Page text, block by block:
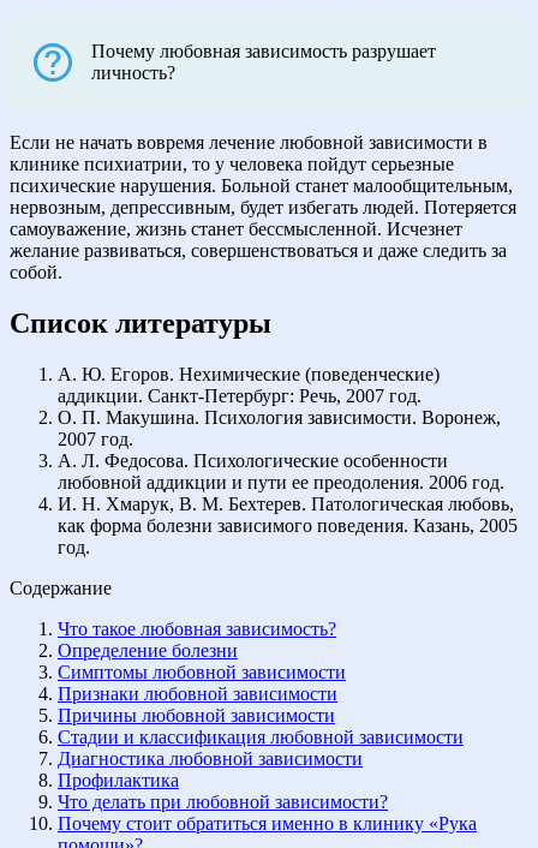
Почему любовная зависимость разрушает
личность?
Если не начать вовремя лечение любовной зависимости в
клинике психиатрии, то у человека пойдут серьезные
психические нарушения. Больной станет малообщительным,
нервозным, депрессивным, будет избегать людей. Потеряется
самоуважение, жизнь станет бессмысленной. Исчезнет
желание развиваться, совершенствоваться и даже следить за
собой.
Список литературы
А. Ю. Егоров. Нехимические (поведенческие)
аддикции. Санкт-Петербург: Речь, 2007 год.
О. П. Макушина. Психология зависимости. Воронеж,
2007 год.
А. Л. Федосова. Психологические особенности
любовной аддикции и пути ее преодоления. 2006 год.
И. Н. Хмарук, В. М. Бехтерев. Патологическая любовь,
как форма болезни зависимого поведения. Казань, 2005
год.
Содержание
Что такое любовная зависимость?
Определение болезни
Симптомы любовной зависимости
Признаки любовной зависимости
Причины любовной зависимости
Стадии и классификация любовной зависимости
Диагностика любовной зависимости
Профилактика
Что делать при любовной зависимости?
Почему стоит обратиться именно в клинику «Рука